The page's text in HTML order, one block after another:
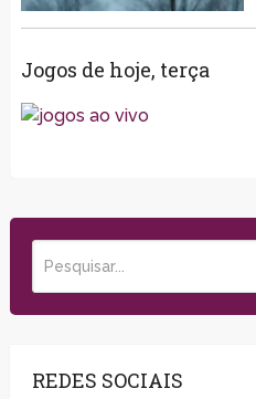
Jogos de hoje, terça
REDES SOCIAIS